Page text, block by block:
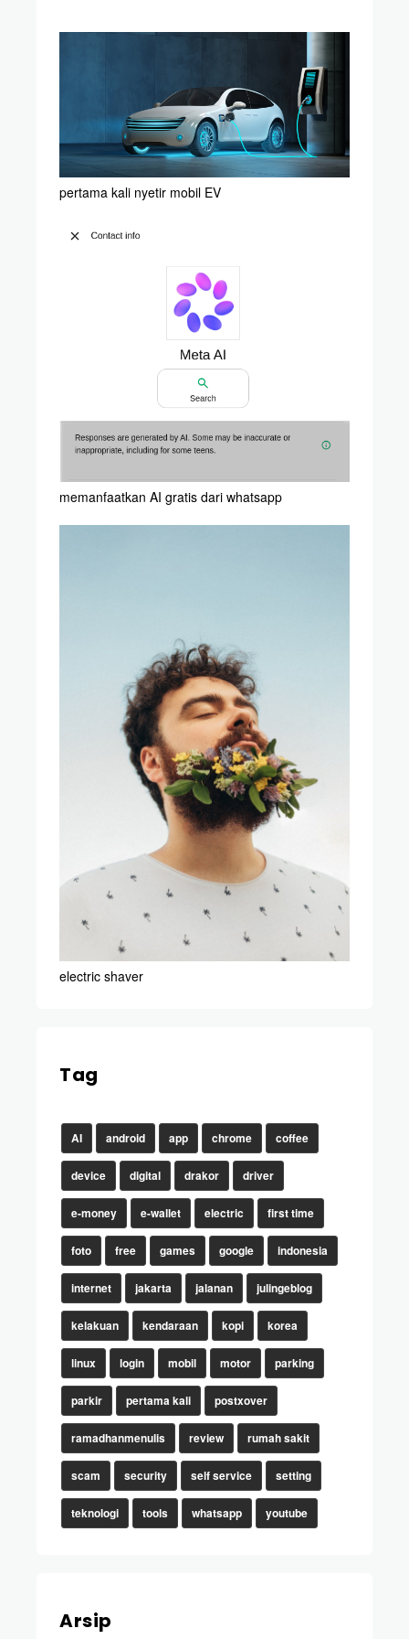
pertama kali nyetir mobil EV
memanfaatkan AI gratis dari whatsapp
electric shaver
Tag
AI android app chrome coffee
device digital drakor driver
e-money e-wallet electric first time
foto free games google indonesia
internet jakarta jalanan julingeblog
kelakuan kendaraan kopi korea
linux login mobil motor parking
parkir pertama kali postxover
ramadhanmenulis review rumah sakit
scam security self service setting
teknologi tools whatsapp youtube
Arsip